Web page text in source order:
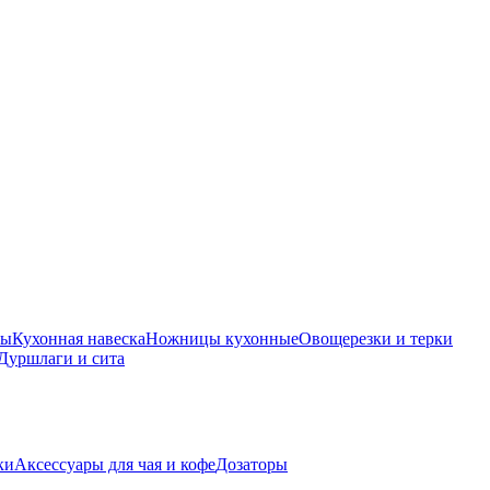
Кухонная навескаНожницы кухонныеОвощерезки и терки
и сита
Аксессуары для чая и кофеДозаторы